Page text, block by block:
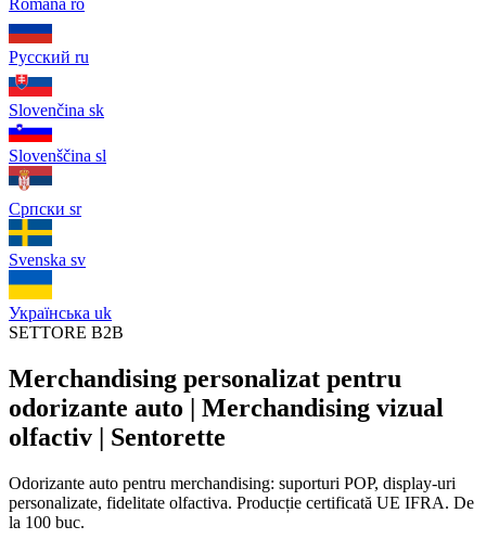
Română ro
Русский ru
Slovenčina sk
Slovenščina sl
Српски sr
Svenska sv
Українська uk
SETTORE B2B
Merchandising personalizat pentru
odorizante auto | Merchandising vizual
olfactiv | Sentorette
Odorizante auto pentru merchandising: suporturi POP, display-uri
personalizate, fidelitate olfactiva. Producție certificată UE IFRA. De
la 100 buc.